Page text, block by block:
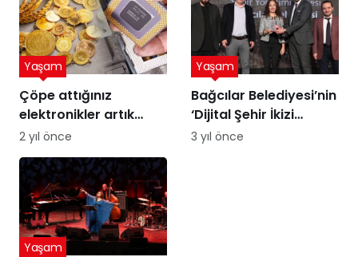
Çöpe attığınız
elektronikler artık
altına dönüşebilir!
Üstelik peynir altı
suyuyla
Yaşam
2 yıl önce
Bağcılar Belediyesi’nin
‘Dijital Şehir İkizi
Sürdürülebilir Şehir
Yaşam
3 yıl önce
Yaşam